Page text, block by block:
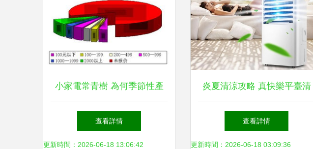
小家電常青樹 為何季節性產
品穩占日用家電消費前沿？
查看詳情
更新時間：2026-06-18 13:06:42
炎夏清涼攻略 真快樂平臺清
涼好物與日用家電限時特惠
查看詳情
更新時間：2026-06-18 03:09:36